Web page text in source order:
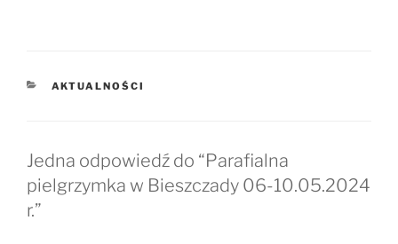
KATEGORIE
AKTUALNOŚCI
Jedna odpowiedź do “Parafialna
pielgrzymka w Bieszczady 06-10.05.2024
r.”